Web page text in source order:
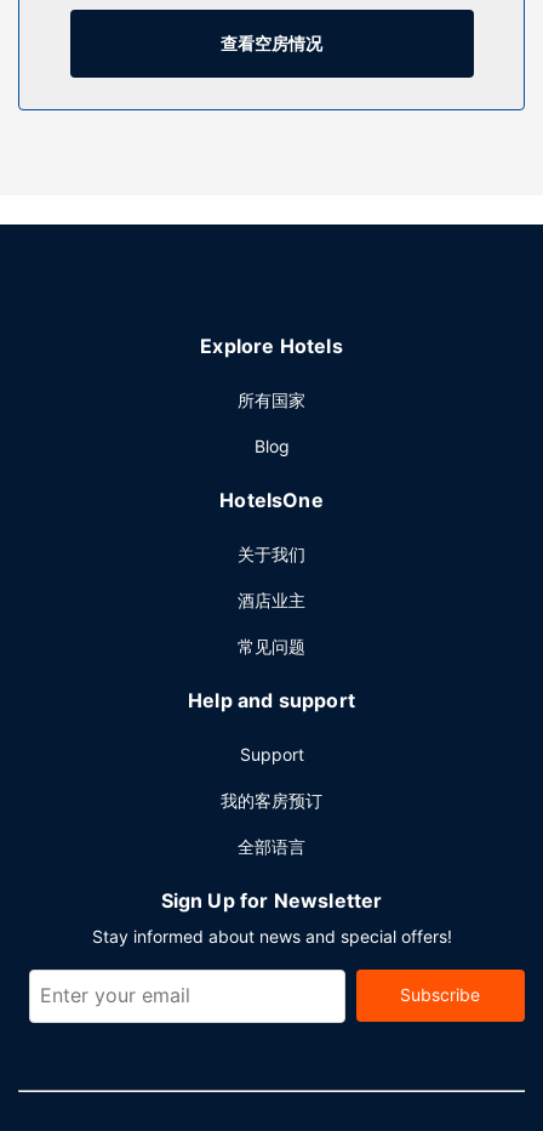
餐厅
酒店设有咖啡馆，您可以在这里享用美味餐点。
查看空房情况
Explore Hotels
所有国家
Blog
HotelsOne
关于我们
酒店业主
常见问题
Help and support
Support
我的客房预订
全部语言
Sign Up for Newsletter
Stay informed about news and special offers!
Subscribe